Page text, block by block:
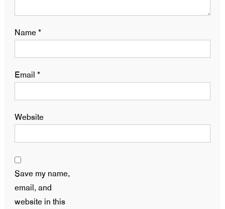
Name*
Email *
Website
Save my name,
email, and
website in this